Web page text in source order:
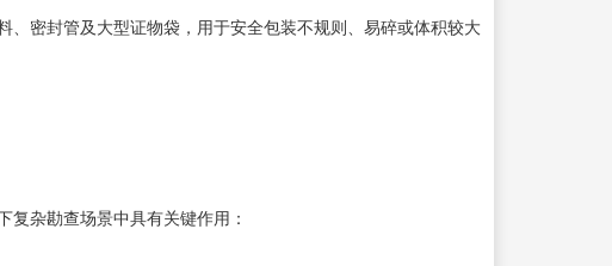
密封管及大型证物袋，用于安全包装不规则、易碎或体积较大
杂勘查场景中具有关键作用：